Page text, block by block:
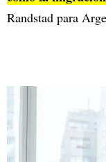
Randstad para